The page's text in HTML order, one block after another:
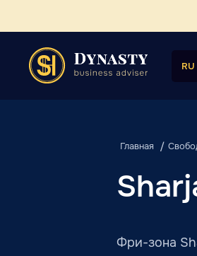
RU
Главная
Фри-зона